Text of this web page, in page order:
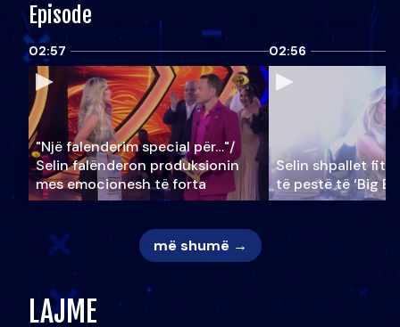
Episode
02:57
"Një falenderim special për…"/
Selin falënderon produksionin
mes emocionesh të forta
02:56
Selin shpallet
të pestë të ‘Big
më shumë →
LAJME